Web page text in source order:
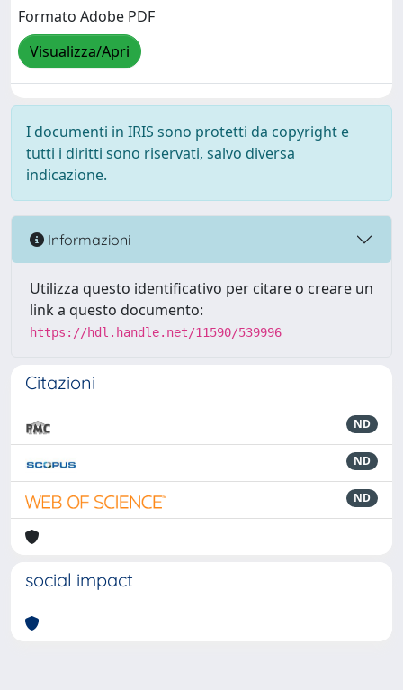
Formato Adobe PDF
Visualizza/Apri
I documenti in IRIS sono protetti da copyright e
tutti i diritti sono riservati, salvo diversa
indicazione.
Informazioni
Utilizza questo identificativo per citare o creare un
link a questo documento:
https://hdl.handle.net/11590/539996
Citazioni
ND
ND
ND
social impact